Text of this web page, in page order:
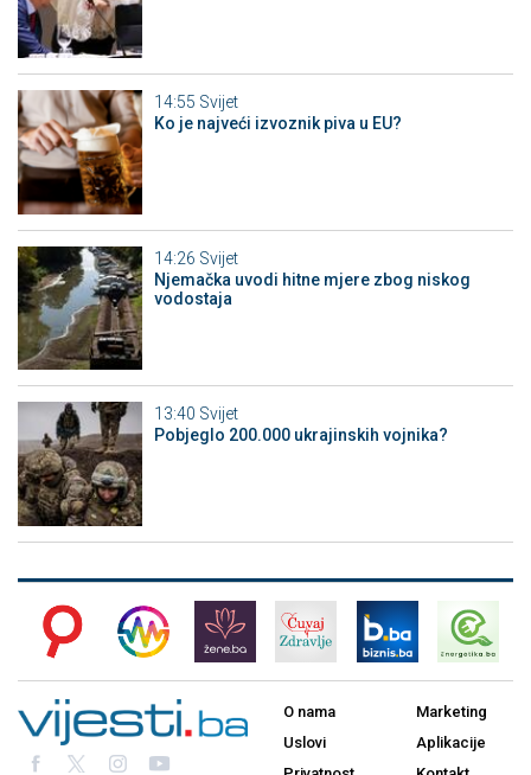
14:55 Svijet
Ko je najveći izvoznik piva u EU?
14:26 Svijet
Njemačka uvodi hitne mjere zbog niskog
vodostaja
13:40 Svijet
Pobjeglo 200.000 ukrajinskih vojnika?
O nama
Uslovi
Marketing
Aplikacije